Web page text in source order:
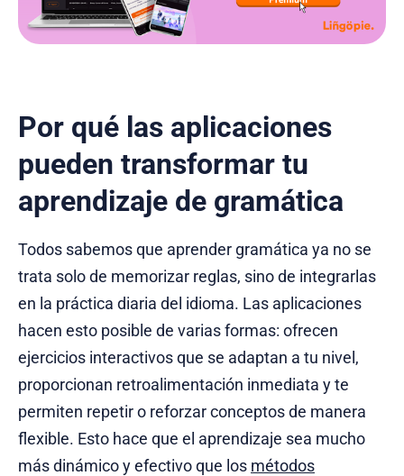
Por qué las aplicaciones
pueden transformar tu
aprendizaje de gramática
Todos sabemos que aprender gramática ya no se
trata solo de memorizar reglas, sino de integrarlas
en la práctica diaria del idioma. Las aplicaciones
hacen esto posible de varias formas: ofrecen
ejercicios interactivos que se adaptan a tu nivel,
proporcionan retroalimentación inmediata y te
permiten repetir o reforzar conceptos de manera
flexible. Esto hace que el aprendizaje sea mucho
más dinámico y efectivo que los métodos